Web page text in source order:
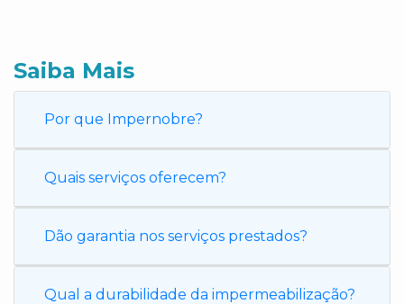
Saiba Mais
Por que Impernobre?
Quais serviços oferecem?
Dão garantia nos serviços prestados?
Qual a durabilidade da impermeabilização?